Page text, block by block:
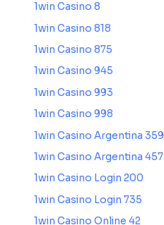
1win Casino 8
1win Casino 818
1win Casino 875
1win Casino 945
1win Casino 993
1win Casino 998
1win Casino Argentina 359
1win Casino Argentina 457
1win Casino Login 200
1win Casino Login 735
1win Casino Online 42